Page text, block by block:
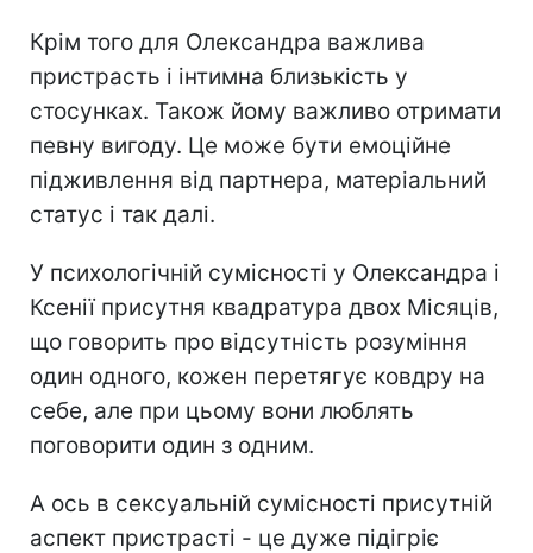
Крім того для Олександра важлива
пристрасть і інтимна близькість у
стосунках. Також йому важливо отримати
певну вигоду. Це може бути емоційне
підживлення від партнера, матеріальний
статус і так далі.
У психологічній сумісності у Олександра і
Ксенії присутня квадратура двох Місяців,
що говорить про відсутність розуміння
один одного, кожен перетягує ковдру на
себе, але при цьому вони люблять
поговорити один з одним.
А ось в сексуальній сумісності присутній
аспект пристрасті - це дуже підігріє